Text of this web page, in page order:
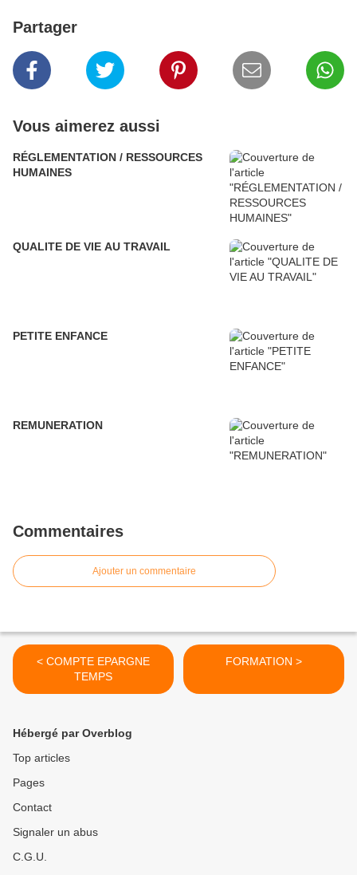
Partager
Vous aimerez aussi
RÉGLEMENTATION / RESSOURCES
HUMAINES
QUALITE DE VIE AU TRAVAIL
PETITE ENFANCE
REMUNERATION
Commentaires
Ajouter un commentaire
< COMPTE EPARGNE
TEMPS
FORMATION >
Hébergé par Overblog
Top articles
Pages
Contact
Signaler un abus
C.G.U.